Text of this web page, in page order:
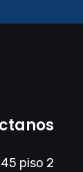
piso 2